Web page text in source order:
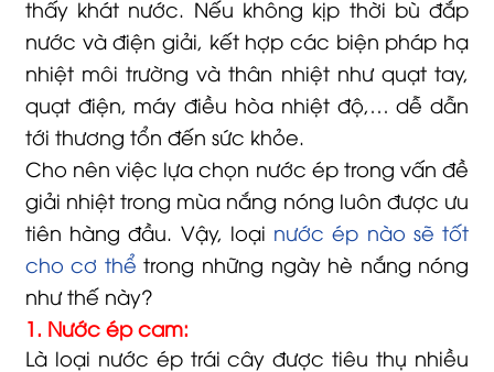
thấy khát nước. Nếu không kịp thời bù đắp
nước và điện giải, kết hợp các biện pháp hạ
nhiệt môi trường và thân nhiệt như quạt tay,
quạt điện, máy điều hòa nhiệt độ,… dễ dẫn
tới thương tổn đến sức khỏe.
Cho nên việc lựa chọn nước ép trong vấn đề
giải nhiệt trong mùa nắng nóng luôn được ưu
tiên hàng đầu. Vậy, loại nước ép nào sẽ tốt
cho cơ thể trong những ngày hè nắng nóng
như thế này?
1. Nước ép cam:
Là loại nước ép trái cây được tiêu thụ nhiều